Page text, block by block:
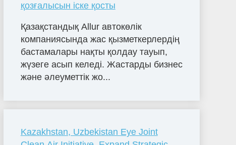
қозғалысын іске қосты
Қазақстандық Allur автокөлік
компаниясында жас қызметкерлердің
бастамалары нақты қолдау тауып,
жүзеге асып келеді. Жастарды бизнес
және әлеуметтік жо...
Kazakhstan, Uzbekistan Eye Joint